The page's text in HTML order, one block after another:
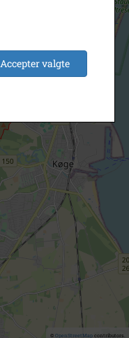
© OpenStreetMapcontributors.
Accepter valgte